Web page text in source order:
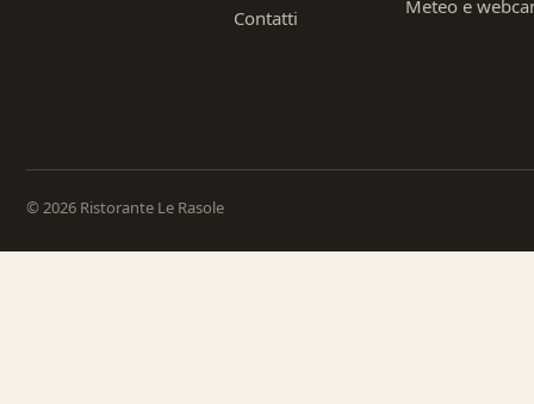
Contatti Meteo e
© 2026 Ristorante Le Rasole